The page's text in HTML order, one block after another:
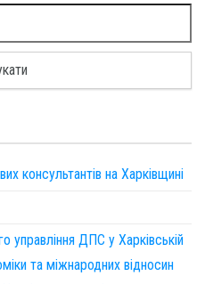
консультантів на Харківщині
управління ДПС у Харківській
та міжнародних відносин